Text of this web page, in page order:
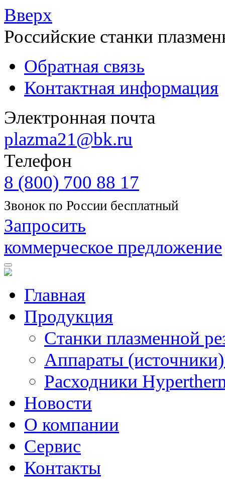
Вверх
Российские станки
Обратная связь
Контактная информация
Электронная почта
plazma21@bk.ru
Телефон
8 (800) 700 88 17
Звонок по России бесплатный
Запросить
коммерческое предложение
Главная
Продукция
Станки плазменной
Аппараты
Расходники
Новости
О компании
Сервис
Контакты